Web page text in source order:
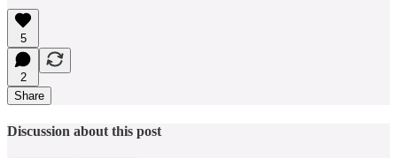
5
2
Share
Discussion about this post